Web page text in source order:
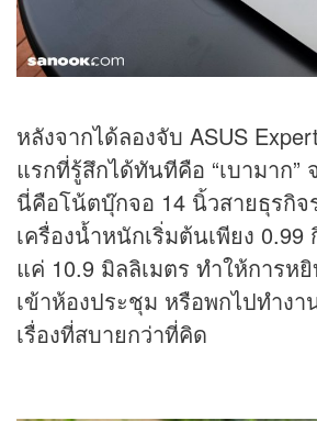
หลังจากได้ลองจับ ASUS
แรกที่รู้สึกได้ทันทีคือ “เบามาก”
นี่คือโน้ตบุ๊กจอ 14 นิ้วสายธุรกิจ
เครื่องน้ำหนักเริ่มต้นเพียง 0.99
แค่ 10.9 มิลลิเมตร ทำให้การห
เข้าห้องประชุม หรือพกไปทำง
เรื่องที่สบายกว่าที่คิด